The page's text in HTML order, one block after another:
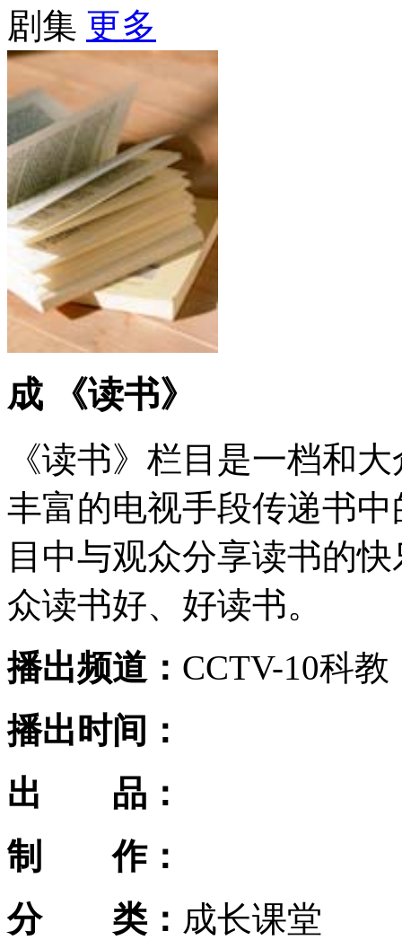
剧集 更多
成 《读书》
《读书》栏目是一档和
丰富的电视手段传递书
目中与观众分享读书的
众读书好、好读书。
播出频道： CCTV-10科教
播出时间：
出 品：
制 作：
分 类： 成长课堂